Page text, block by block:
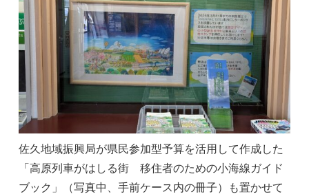
佐久地域振興局が県民参加型予算を活用して作成した
「高原列車がはしる街 移住者のための小海線ガイド
ブック」（写真中、手前ケース内の冊子）も置かせて